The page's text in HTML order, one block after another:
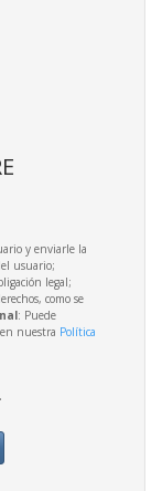
y enviarle la
usuario;
legal;
como se
: Puede
nuestra Política
.